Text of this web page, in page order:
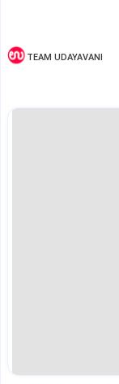
TEAM UDAYAVANI